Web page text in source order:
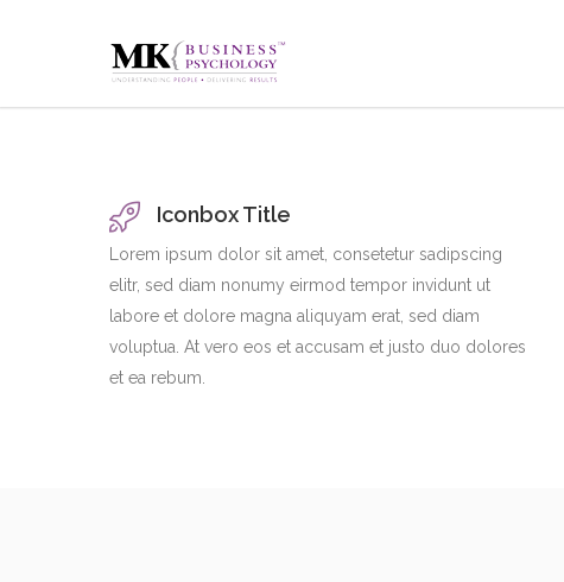
Iconbox Title
Lorem ipsum dolor sit amet, consetetur sadipscing
elitr, sed diam nonumy eirmod tempor invidunt ut
labore et dolore magna aliquyam erat, sed diam
voluptua. At vero eos et accusam et justo duo dolores
et ea rebum.